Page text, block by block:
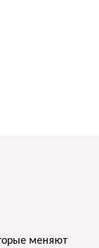
меняют